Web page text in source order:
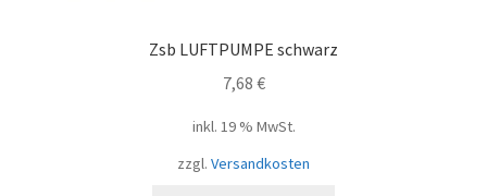
Zsb LUFTPUMPE schwarz
7,68 €
inkl. 19 % MwSt.
zzgl. Versandkosten